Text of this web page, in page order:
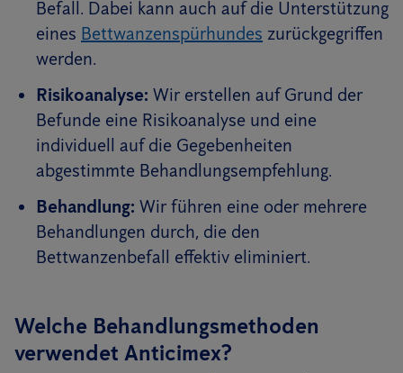
Befall. Dabei kann auch auf die Unterstützung
eines Bettwanzenspürhundes zurückgegriffen
werden.
Risikoanalyse: Wir erstellen auf Grund der
Befunde eine Risikoanalyse und eine
individuell auf die Gegebenheiten
abgestimmte Behandlungsempfehlung.
Behandlung: Wir führen eine oder mehrere
Behandlungen durch, die den
Bettwanzenbefall effektiv eliminiert.
Welche Behandlungsmethoden
verwendet Anticimex?